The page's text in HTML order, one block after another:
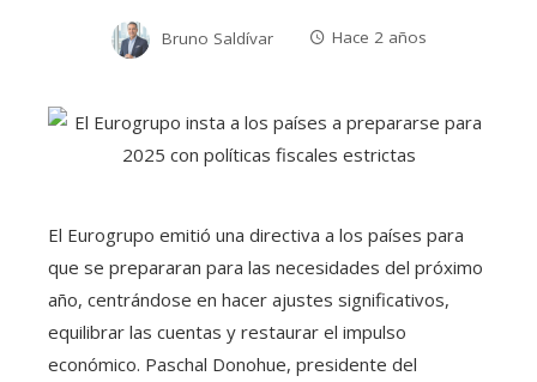
Bruno Saldívar Hace 2 años
El Eurogrupo emitió una directiva a los países para
que se prepararan para las necesidades del próximo
año, centrándose en hacer ajustes significativos,
equilibrar las cuentas y restaurar el impulso
económico. Paschal Donohue, presidente del